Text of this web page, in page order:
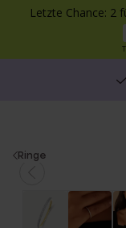
Letzte Chance: 2
You
Ringe